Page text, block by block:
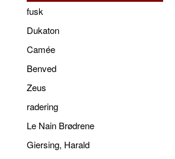
fusk
Dukaton
Camée
Benved
Zeus
radering
Le Nain Brødrene
Giersing, Harald